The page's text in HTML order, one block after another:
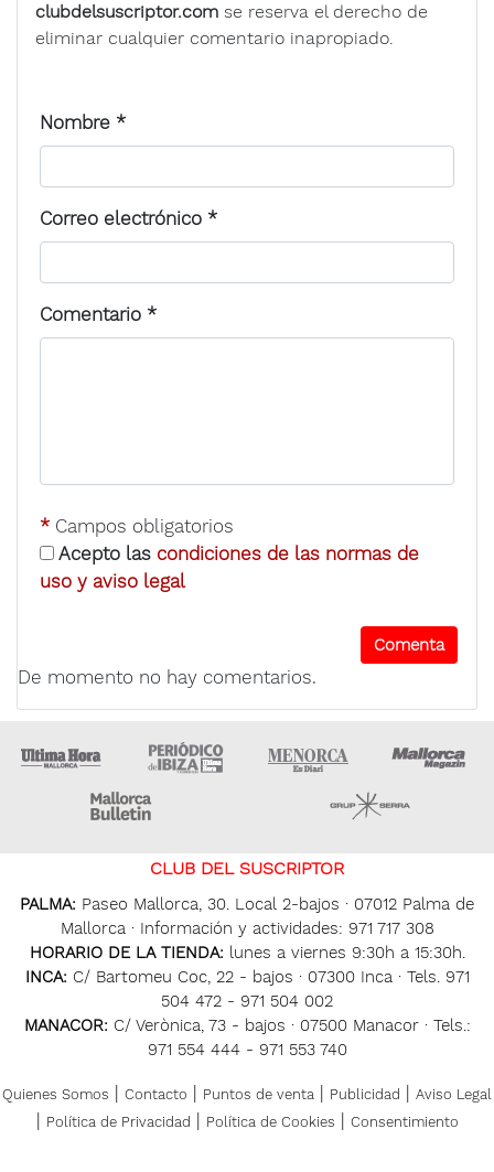
clubdelsuscriptor.com se reserva el derecho de
eliminar cualquier comentario inapropiado.
Nombre *
Correo electrónico *
Comentario *
* Campos obligatorios
Acepto las condiciones de las normas de
uso y aviso legal
De momento no hay comentarios.
Ultima Hora Ultima hora Ibiza Menorca • Es Diari
CLUB DEL SUSCRIPTOR
PALMA: Paseo Mallorca, 30. Local 2-bajos · 07012 Palma de
Mallorca · Información y actividades: 971 717 308
HORARIO DE LA TIENDA: lunes a viernes 9:30h a 15:30h.
INCA: C/ Bartomeu Coc, 22 - bajos · 07300 Inca · Tels. 971
504 472 - 971 504 002
MANACOR: C/ Verònica, 73 - bajos · 07500 Manacor · Tels.:
971 554 444 - 971 553 740
Quienes Somos Contacto Puntos de venta Publicidad Aviso Legal
Política de Privacidad Política de Cookies Consentimiento